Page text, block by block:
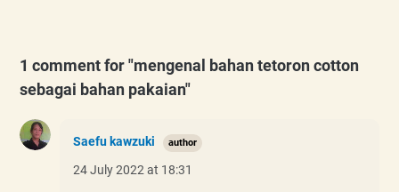
1 comment for "mengenal bahan tetoron cotton
sebagai bahan pakaian"
Saefu kawzuki
24 July 2022 at 18:31